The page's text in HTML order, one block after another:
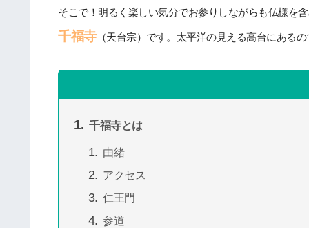
そこで！明るく楽しい気分でお参りしながらも仏様を
千福寺（天台宗）です。太平洋の見える高台にある
千福寺とは
由緒
アクセス
仁王門
参道